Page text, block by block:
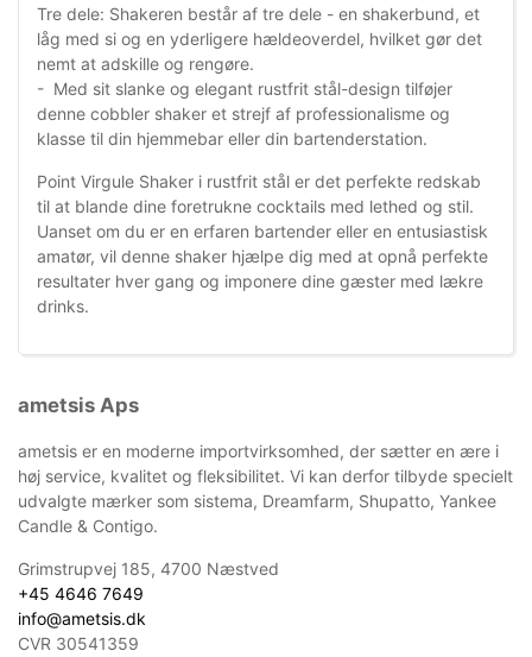
Tre dele: Shakeren består af tre dele - en shakerbund, et
låg med si og en yderligere hældeoverdel, hvilket gør det
nemt at adskille og rengøre.
- Med sit slanke og elegant rustfrit stål-design tilføjer
denne cobbler shaker et strejf af professionalisme og
klasse til din hjemmebar eller din bartenderstation.
Point Virgule Shaker i rustfrit stål er det perfekte redskab
til at blande dine foretrukne cocktails med lethed og stil.
Uanset om du er en erfaren bartender eller en entusiastisk
amatør, vil denne shaker hjælpe dig med at opnå perfekte
resultater hver gang og imponere dine gæster med lækre
drinks.
ametsis Aps
ametsis er en moderne importvirksomhed, der sætter en ære i
høj service, kvalitet og fleksibilitet. Vi kan derfor tilbyde specielt
udvalgte mærker som sistema, Dreamfarm, Shupatto, Yankee
Candle & Contigo.
Grimstrupvej 185, 4700 Næstved
+45 4646 7649
info@ametsis.dk
CVR 30541359